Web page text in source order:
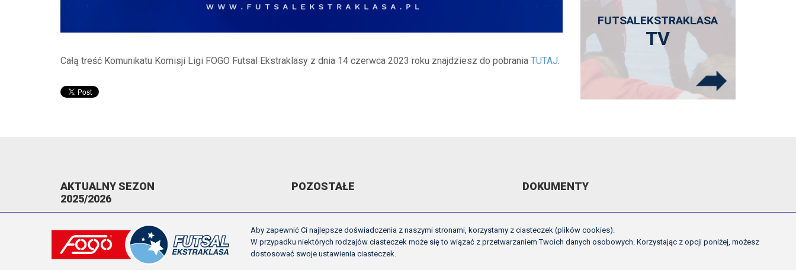
FUTSALEKSTRAKLASA
TV
Całą treść Komunikatu Komisji Ligi FOGO Futsal Ekstraklasy z dnia 14 czerwca 2023 roku znajdziesz do pobrania TUTAJ
AKTUALNY SEZON
2025/2026
TERMINARZ
NAPOMNIENIA/WYKLUCZENIA
POZOSTAŁE
ARCHIWUM VIDEO
GALERIE
OFICJALNE LOGO
DOKUMENTY
REGULAMIN ROZGRYWEK FE
UCHWAŁY ZARZĄDU PZPN
Aby zapewnić Ci najlepsze doświadczenia z naszymi stronami, korzystamy z ciasteczek (plików cookies).
W przypadku niektórych rodzajów ciasteczek może się to wiązać z przetwarzaniem Twoich danych osobowych. Korzystając z opcji poniżej, możesz
dostosować swoje ustawienia ciasteczek.